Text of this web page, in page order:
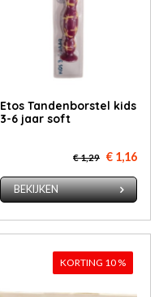
Etos Tan­den­bor­stel kids
3-6 jaar soft
€ 1,29 € 1,16
BEKIJKEN
KORTING 10 %